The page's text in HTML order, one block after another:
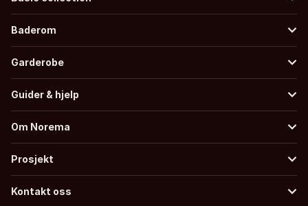
Baderom
Garderobe
Guider & hjelp
Om Norema
Prosjekt
Kontakt oss